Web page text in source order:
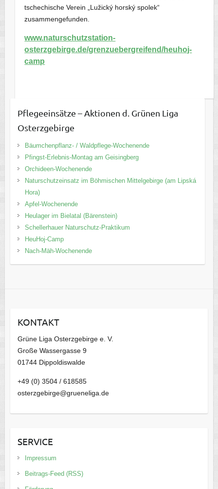
tschechische Verein „Lužický horský spolek“
zusammengefunden.
www.naturschutzstation-
osterzgebirge.de/grenzuebergreifend/heuhoj-
camp
Pflegeeinsätze – Aktionen d. Grünen Liga
Osterzgebirge
Bäumchenpflanz- / Waldpflege-Wochenende
Pfingst-Erlebnis-Montag am Geisingberg
Orchideen-Wochenende
Naturschutzeinsatz im Böhmischen Mittelgebirge (am Lipská
Hora)
Apfel-Wochenende
Heulager im Bielatal (Bärenstein)
Schellerhauer Naturschutz-Praktikum
HeuHoj-Camp
Nach-Mäh-Wochenende
KONTAKT
Grüne Liga Osterzgebirge e. V.
Große Wassergasse 9
01744 Dippoldiswalde
+49 (0) 3504 / 618585
osterzgebirge@grueneliga.de
SERVICE
Impressum
Beitrags-Feed (RSS)